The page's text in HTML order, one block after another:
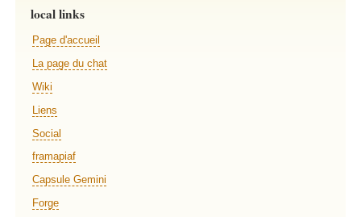
local links
Page d'accueil
La page du chat
Wiki
Liens
Social
framapiaf
Capsule Gemini
Forge